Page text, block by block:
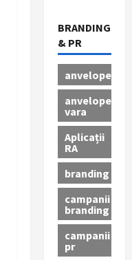
BRANDING
& PR
anvelope
anvelope
vara
Aplicații
RA
branding
campanii
branding
campanii
pr